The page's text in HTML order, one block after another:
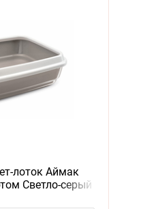
лоток Аймак
Светло-серый